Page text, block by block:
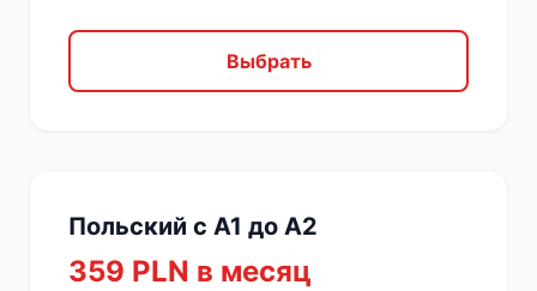
Выбрать
Польский с A1 до A2
359 PLN в месяц